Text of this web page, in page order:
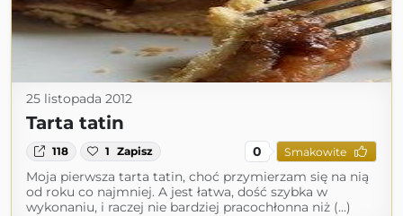
25 listopada 2012
Tarta tatin
118 1 Zapisz 0 Smakowite
Moja pierwsza tarta tatin, choć przymierzam się na nią
od roku co najmniej. A jest łatwa, dość szybka w
wykonaniu, i raczej nie bardziej pracochłonna niż (...)